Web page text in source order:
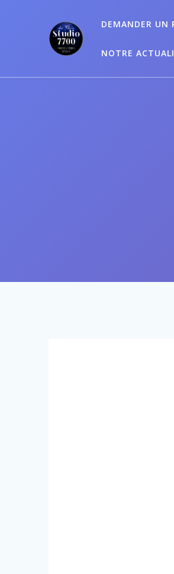
DEMANDER UN
NOTRE